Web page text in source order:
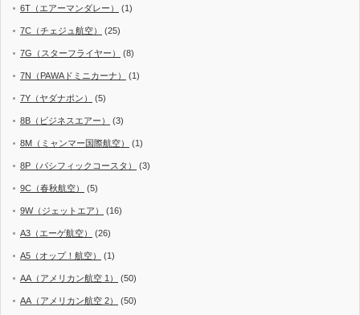
6T（エアーマンダレー） (1)
7C（チェジュ航空） (25)
7G（スターフライヤー） (8)
7N（PAWAドミニカーナ） (1)
7Y（ヤダナポン） (5)
8B（ビジネスエアー） (3)
8M（ミャンマー国際航空） (1)
8P（パシフィックコースタ） (3)
9C（春秋航空） (5)
9W（ジェットエア） (16)
A3（エーゲ航空） (26)
A5（オップ！航空） (1)
AA（アメリカン航空 1） (50)
AA（アメリカン航空 2） (50)